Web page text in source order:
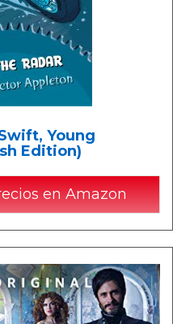
Young
Edition)
en Amazon